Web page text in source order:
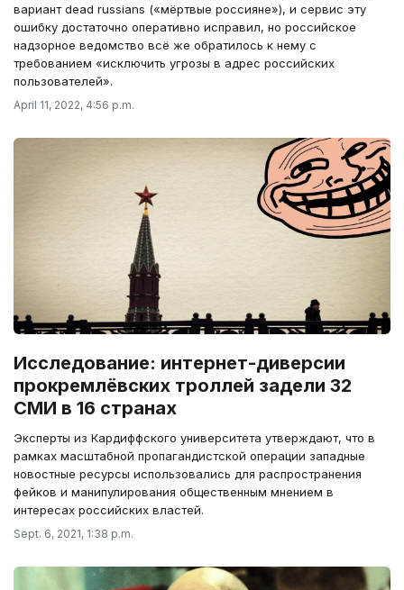
вариант dead russians («мёртвые россияне»), и сервис эту
ошибку достаточно оперативно исправил, но российское
надзорное ведомство всё же обратилось к нему с
требованием «исключить угрозы в адрес российских
пользователей».
April 11, 2022, 4:56 p.m.
Исследование: интернет-диверсии
прокремлёвских троллей задели 32
СМИ в 16 странах
Эксперты из Кардиффского университета утверждают, что в
рамках масштабной пропагандистской операции западные
новостные ресурсы использовались для распространения
фейков и манипулирования общественным мнением в
интересах российских властей.
Sept. 6, 2021, 1:38 p.m.